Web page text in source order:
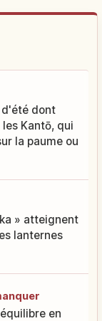
d'été dont
Kantō, qui
la paume ou
» atteignent
lanternes
en